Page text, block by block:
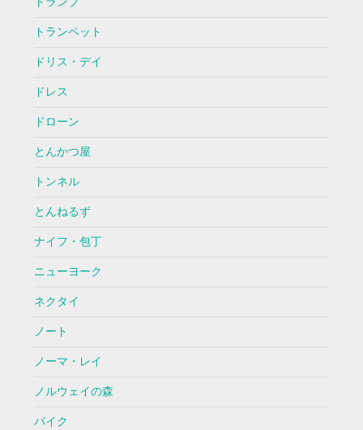
トランペット
ドリス・デイ
ドレス
ドローン
とんかつ屋
トンネル
とんねるず
ナイフ・包丁
ニューヨーク
ネクタイ
ノート
ノーマ・レイ
ノルウェイの森
バイク